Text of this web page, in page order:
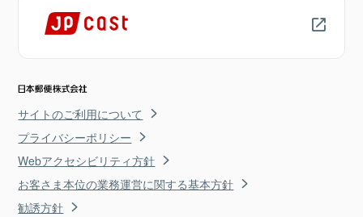
サイトのご利用について
プライバシーポリシー
Webアクセシビリティ方針
お客さま本位の業務運営に関する基本方針
勧誘方針